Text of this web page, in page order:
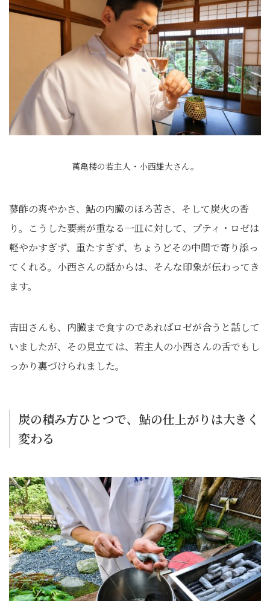
萬亀楼の若主人・小西雄大さん。
蓼酢の爽やかさ、鮎の内臓のほろ苦さ、そして炭火の香
り。こうした要素が重なる一皿に対して、プティ・ロゼは
軽やかすぎず、重たすぎず、ちょうどその中間で寄り添っ
てくれる。小西さんの話からは、そんな印象が伝わってき
ます。
吉田さんも、内臓まで食すのであればロゼが合うと話して
いましたが、その見立ては、若主人の小西さんの舌でもし
っかり裏づけられました。
炭の積み方ひとつで、鮎の仕上がりは大きく
変わる